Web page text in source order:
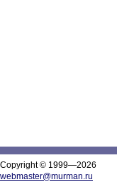
Copyright © 1999—2026
webmaster@murman.ru